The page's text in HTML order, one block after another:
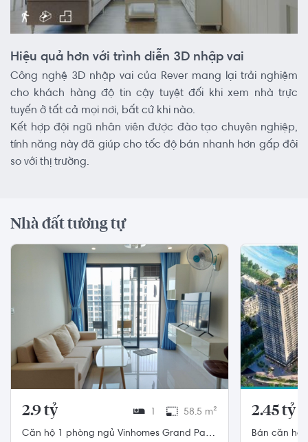
Hiệu quả hơn với trình diễn 3D nhập vai
Công nghệ 3D nhập vai của Rever mang lại trải nghiệm
cho khách hàng độ tin cậy tuyệt đối khi xem nhà trực
tuyến ở tất cả mọi nơi, bất cứ khi nào.
Kết hợp đội ngũ nhân viên được đào tạo chuyên nghiệp,
tính năng này đã giúp cho tốc độ bán nhanh hơn gấp đôi
so với thị trường.
Nhà đất tương tự
2.9 tỷ 1 58.5 m²
Căn hộ 1 phòng ngủ Vinhomes Grand Park
2.45 tỷ
Bán căn hộ